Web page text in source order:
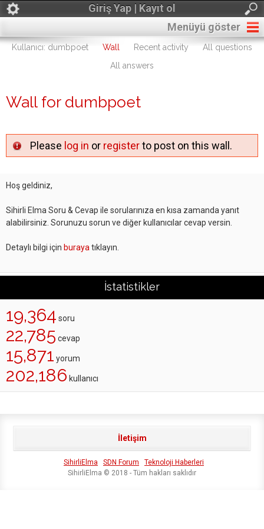
Giriş Yap | Kayıt ol
Menüyü göster
Kullanıcı: dumbpoet Wall Recent activity
All questions
All answers
Wall for dumbpoet
Please log in or registerto post on this wall.
Hoş geldiniz,
Sihirli Elma Soru & Cevap ile sorularınıza en kısa zamanda yanıt
alabilirsiniz. Sorunuzu sorun ve diğer kullanıcılar cevap versin.
Detaylı bilgi için buraya tıklayın.
İstatistikler
19,364 soru
22,785 cevap
15,871 yorum
202,186 kullanıcı
İletişim
SihirliElma SDN Forum
Teknoloji Haberleri
SihirliElma © 2018 - Tüm hakları saklıdır